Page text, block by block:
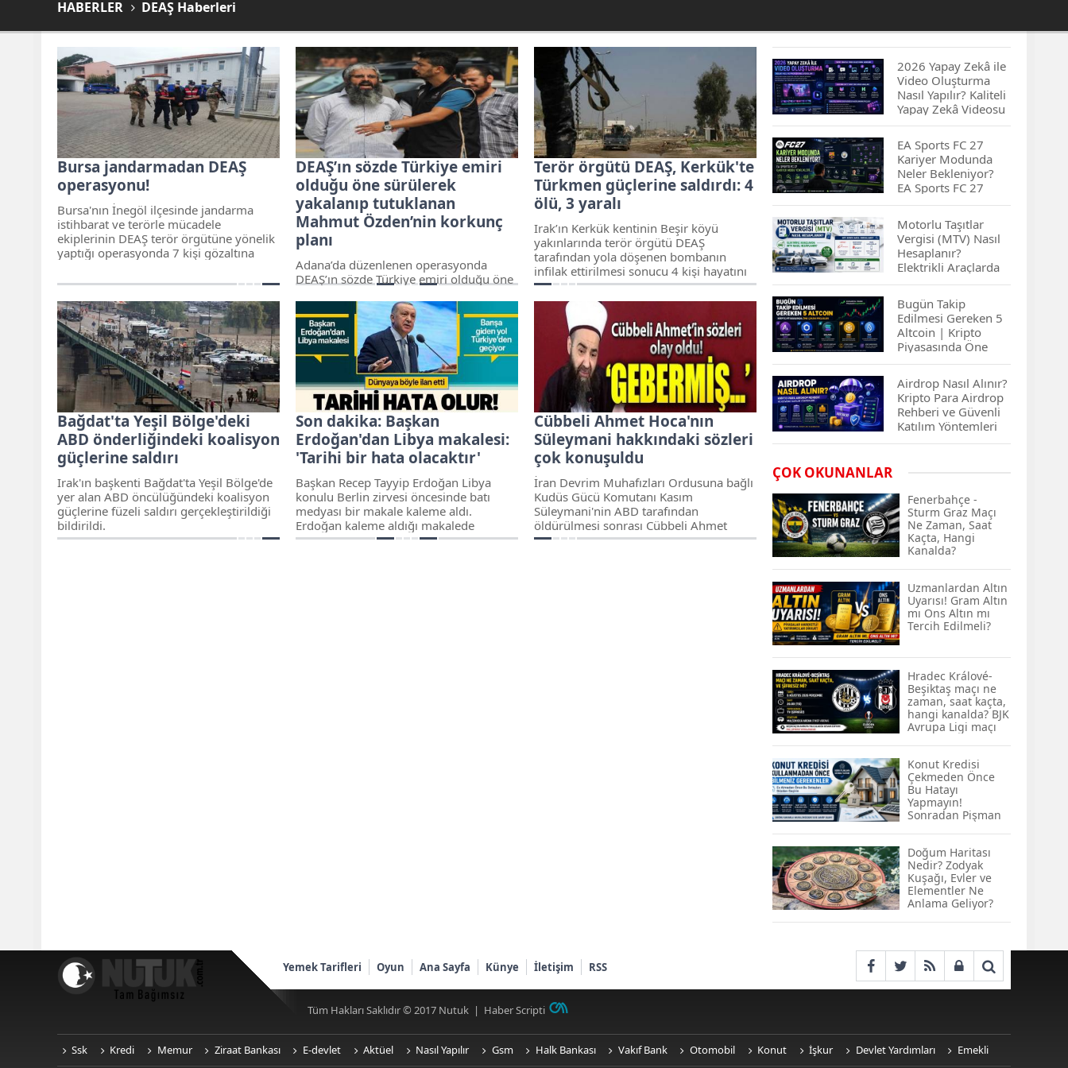
HABERLER DEAŞ Haberleri
Bursa jandarmadan DEAŞ
operasyonu!
Bursa'nın İnegöl ilçesinde jandarma
istihbarat ve terörle mücadele
ekiplerinin DEAŞ terör örgütüne yönelik
yaptığı operasyonda 7 kişi gözaltına
DEAŞ’ın sözde Türkiye emiri
olduğu öne sürülerek
yakalanıp tutuklanan
Mahmut Özden’nin korkunç
planı
Adana’da düzenlenen operasyonda
DEAŞ’ın sözde Türkiye emiri olduğu öne
Özden’nin Irak ve Suriye’den aldığı
talimatla Türkiye’de uyuyan hücrelerle
yeni bir yapılanmaya girdiği, esir olan
DEAŞ’lıların serbest bırakılması için
hakim, savcı ve turist kafilesi kaçırmayı
planladığı öne sürüldü
Terör örgütü DEAŞ, Kerkük'te
Türkmen güçlerine saldırdı: 4
ölü, 3 yaralı
Irak’ın Kerkük kentinin Beşir köyü
yakınlarında terör örgütü DEAŞ
tarafından yola döşenen bombanın
infilak ettirilmesi sonucu 4 kişi hayatını
kaybetti, 3 kişi yaralandı.
Bağdat'ta Yeşil Bölge'deki
ABD önderliğindeki koalisyon
güçlerine saldırı
Irak'ın başkenti Bağdat'ta Yeşil Bölge'de
yer alan ABD öncülüğündeki koalisyon
güçlerine füzeli saldırı gerçekleştirildiği
bildirildi.
Son dakika: Başkan
Erdoğan'dan Libya makalesi:
'Tarihi bir hata olacaktır'
Başkan Recep Tayyip Erdoğan Libya
konulu Berlin zirvesi öncesinde batı
medyası bir makale kaleme aldı.
Erdoğan kaleme aldığı makalede
“Libya’yı bir savaş baronun insafına terk
Cübbeli Ahmet Hoca'nın
Süleymani hakkındaki sözleri
çok konuşuldu
İran Devrim Muhafızları Ordusuna bağlı
Kudüs Gücü Komutanı Kasım
Süleymani'nin ABD tarafından
öldürülmesi sonrası Cübbeli Ahmet
Hoca olarak tanınan Ahmet Mahmut
2026 Yapay Zekâ ile
Video Oluşturma
Nasıl Yapılır? Kaliteli
Yapay Zekâ Videosu
Hazırlamanın
İpuçları...
EA Sports FC 27
Kariyer Modunda
Neler Bekleniyor?
EA Sports FC 27
Kariyer Modu
Yenilikleri…
Motorlu Taşıtlar
Vergisi (MTV) Nasıl
Hesaplanır?
Elektrikli Araçlarda
MTV Nasıl
Hesaplanır? MTV
Borcu Nasıl
Sorgulanır?
Bugün Takip
Edilmesi Gereken 5
Altcoin | Kripto
Piyasasında Öne
Çıkan Projeler
Airdrop Nasıl Alınır?
Kripto Para Airdrop
Rehberi ve Güvenli
Katılım Yöntemleri
Hangi Piyasa Sizin
İçin Daha Uygun?
ABD-İran Anlaşması
Sonrası Altın Rekora
Koştu, Petrol
Fiyatları Sert Düştü
Temmuz 2026 Maaş
Zammı Netleşiyor!
Memur, Emekli ve
Yeni Oranlar
KOSGEB’den
KOBİ’lere Dev
Finansman Hamlesi:
36 Ay Vadeli 30
Milyon TL Destek
Emekli Maaşlarında
Temmuz Hesabı:
Zam Oranı ve Taban
Aylık İçin Yeni
Senaryolar
ÇOK OKUNANLAR
Fenerbahçe -
Sturm Graz Maçı
Ne Zaman, Saat
Kaçta, Hangi
Kanalda?
Uzmanlardan Altın
Uyarısı! Gram Altın
mı Ons Altın mı
Tercih Edilmeli?
Hradec Králové-
Beşiktaş maçı ne
zaman, saat kaçta,
hangi kanalda? BJK
Avrupa Ligi maçı
Králové-Beşiktaş
maçı şifresiz, HD
canlı yayın
Konut Kredisi
Çekmeden Önce
Bu Hatayı
Yapmayın!
Sonradan Pişman
Doğum Haritası
Nedir? Zodyak
Kuşağı, Evler ve
Elementler Ne
Anlama Geliyor?
Yemek Tarifleri Oyun Ana Sayfa Künye İletişim RSS
Tüm Hakları Saklıdır © 2017 Nutuk | Haber Scripti
Ssk Kredi Memur Ziraat Bankası E-devlet Aktüel Nasıl Yapılır Gsm Halk Bankası Vakıf Bank Otomobil Konut İşkur Devlet Yardımları Emekli